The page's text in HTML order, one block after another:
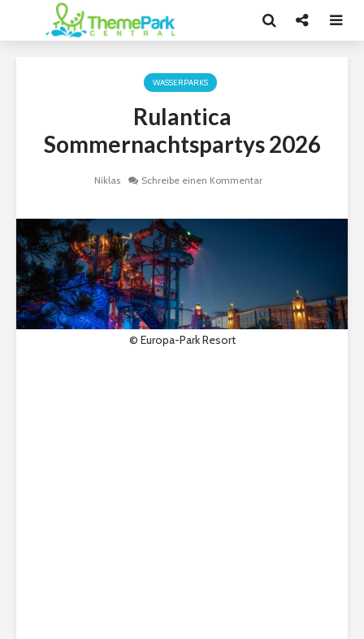
WASSERPARKS
Rulantica
Sommernachtspartys 2026
Niklas Schreibe einen Kommentar
© Europa-Park Resort